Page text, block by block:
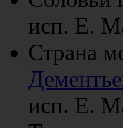
исп. Е.
Страна
исп. Е.